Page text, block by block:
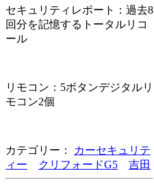
セキュリティレポート：過去8
回分を記憶するトータルリコ
ール
リモコン：5ボタンデジタルリ
モコン2個
カテゴリー：
カーセキュリテ
ィー
クリフォードG5 吉田